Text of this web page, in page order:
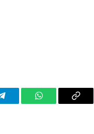
Telegram WhatsAppCopy